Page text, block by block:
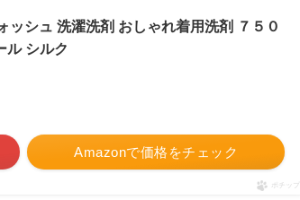
ッシュ 洗濯洗剤 おしゃれ着用洗剤 ７５０
ル シルク
Amazonで価格をチェック
ポチップ